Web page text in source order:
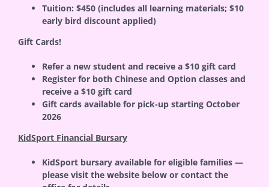
Tuition: $450 (includes all learning materials; $10
early bird discount applied)
Gift Cards!
Refer a new student and receive a $10 gift card
Register for both Chinese and Option classes and
receive a $10 gift card
Gift cards available for pick-up starting October
2026
KidSport Financial Bursary
KidSport bursary available for eligible families —
please visit the website below or contact the